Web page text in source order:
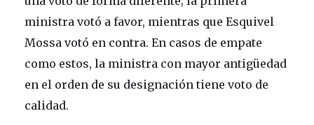
ministra votó a favor, mientras que Esquivel
Mossa votó en contra. En casos de empate
como estos, la ministra con mayor antigüedad
en el orden de su designación tiene voto de
calidad.